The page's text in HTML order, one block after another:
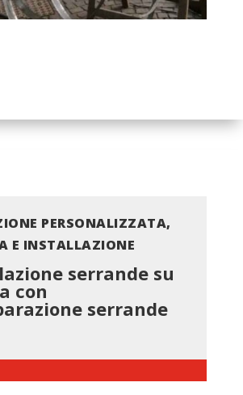
PERSONALIZZATA,
E INSTALLAZIONE
serrande su
con
serrande